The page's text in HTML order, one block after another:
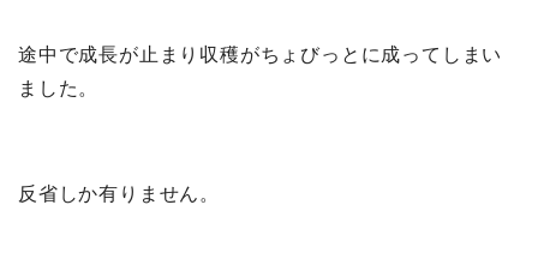
途中で成長が止まり収穫がちょびっとに成ってしまい
ました。
反省しか有りません。